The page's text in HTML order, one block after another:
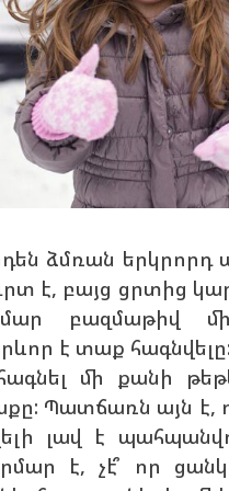
ձմռան երկրորդ
է, բայց ցրտից
բազմաթիվ
է տաք
մի քանի
Պատճառն այն է,
լավ է
է, չէ՞ որ